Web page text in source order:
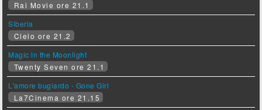
Rai Movie ore 21.1
Siberia
Cielo ore 21.2
Magic in the Moonlight
Twenty Seven ore 21.1
L'amore bugiardo - Gone Girl
La7Cinema ore 21.15